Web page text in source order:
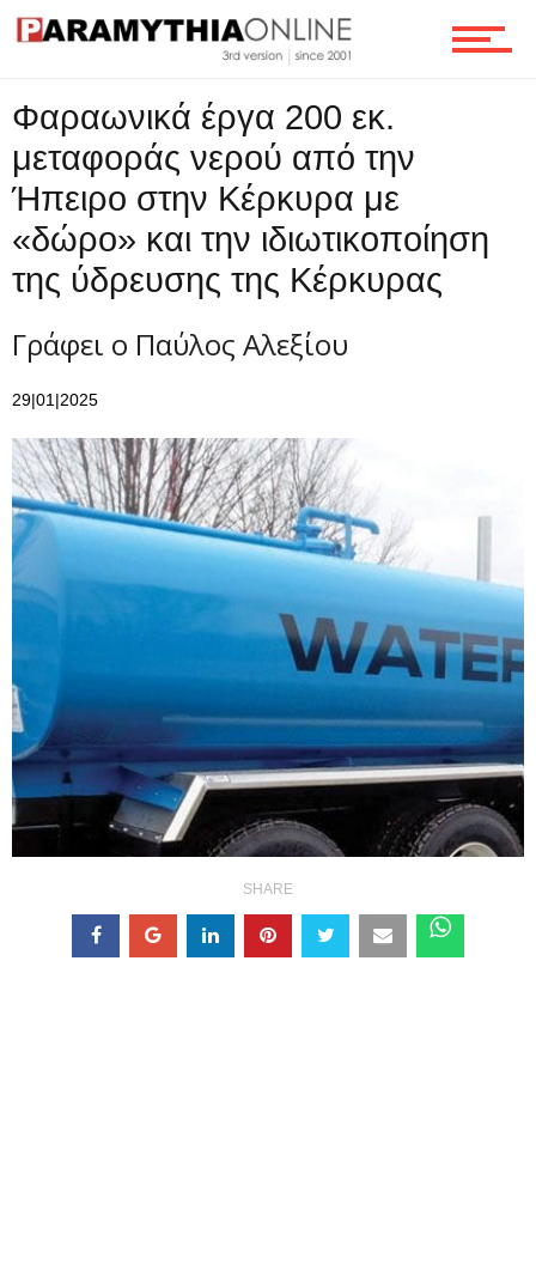
Φαραωνικά έργα 200 εκ.
μεταφοράς νερού από την
Ήπειρο στην Κέρκυρα με
«δώρο» και την ιδιωτικοποίηση
της ύδρευσης της Κέρκυρας
Γράφει ο Παύλος Αλεξίου
29|01|2025
SHARE